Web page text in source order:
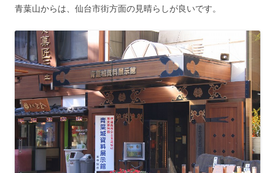
青葉山からは、仙台市街方面の見晴らしが良いです。